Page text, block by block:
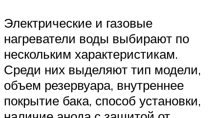
Электрические и газовые
нагреватели воды выбирают по
нескольким характеристикам.
Среди них выделяют тип модели,
объем резервуара, внутреннее
покрытие бака, способ установки,